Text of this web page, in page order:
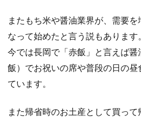
着色料はどの
に記載されてい
食品を見て、「こ
な」と思うことは
またもち米や醤油業界が、需要
なって始めたと言う説もあります。
今では長岡で「赤飯」と言えば
飯）でお祝いの席や普段の日の
ています。
また帰省時のお土産として買って